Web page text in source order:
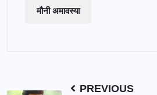
मौनी अमावस्या
PREVIOUS